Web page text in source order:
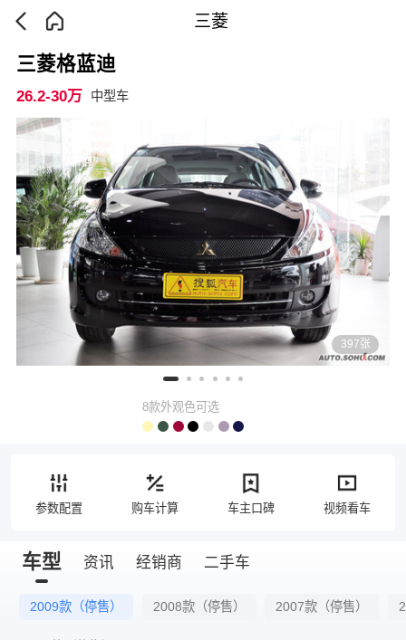
三菱
397张
三菱格蓝迪
26.2-30万 中型车
8款外观色可选
参数配置 购车计算 车主口碑 视频看车
车型 资讯 经销商 二手车
2009款（停售） 2008款（停售） 2007款（停售）